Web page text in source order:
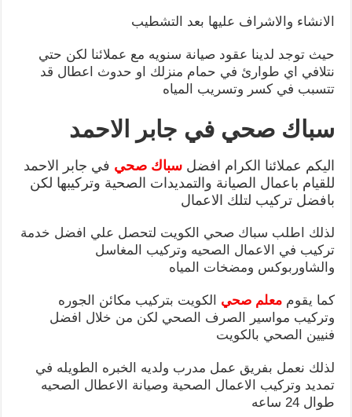
الانشاء والاشراف عليها بعد التشطيب
حيث توجد لدينا عقود صيانة سنويه مع عملائنا لكن حتي
نتلافي اي طوارئ في حمام منزلك او حدوث اعطال قد
تتسبب في كسر وتسريب المياه
سباك صحي في جابر الاحمد
اليكم عملائنا الكرام افضلسباك صحي في جابر الاحمد
للقيام باعمال الصيانة والتمديدات الصحية وتركيبها لكن
بافضل تركيب لتلك الاعمال
لذلك اطلب سباك صحي الكويت لتحصل علي افضل خدمة
تركيب في الاعمال الصحيه وتركيب المغاسل
والشاوربوكس ومضخات المياه
كما يقوم معلم صحي الكويت بتركيب مكائن الجوره
وتركيب مواسير الصرف الصحي لكن من خلال افضل
فنيين الصحي بالكويت
لذلك نعمل بفريق عمل مدرب ولديه الخبره الطويله في
تمديد وتركيب الاعمال الصحية وصيانة الاعطال الصحيه
طوال 24 ساعه